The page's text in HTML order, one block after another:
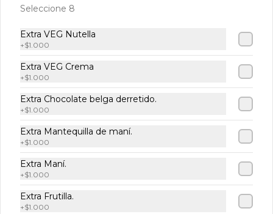
Promo Waffle L❤vers
-7%
-13%
4 Waffles Vainilla con salsa. (2 manjar
y 2 chocolate).
Seleccione 8
Extra VEG Nutella
+$1.000
Extra VEG Crema
+$1.000
Extra Chocolate belga derretido.
+$1.000
Extra Mantequilla de maní.
+$1.000
Extra Maní.
+$1.000
Extra Frutilla.
+$1.000